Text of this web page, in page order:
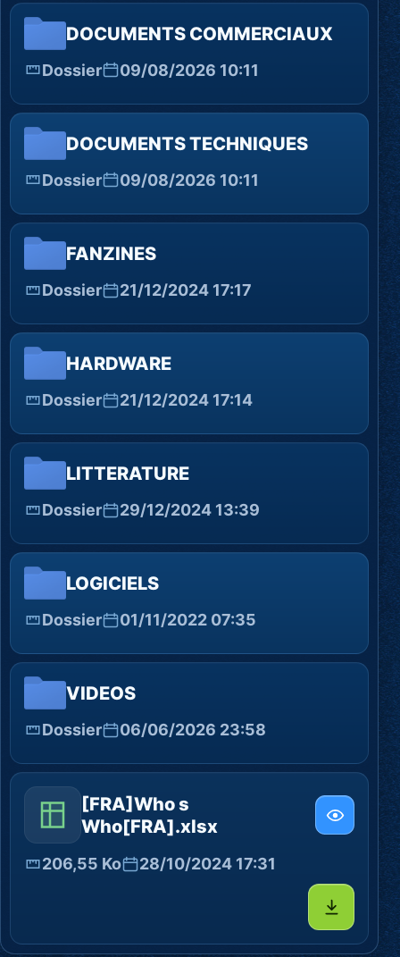
DOCUMENTS COMMERCIAUX
Dossier 09/08/2026 10:11
DOCUMENTS TECHNIQUES
Dossier 09/08/2026 10:11
FANZINES
Dossier 21/12/2024 17:17
HARDWARE
Dossier 21/12/2024 17:14
LITTERATURE
Dossier 29/12/2024 13:39
LOGICIELS
Dossier 01/11/2022 07:35
VIDEOS
Dossier 06/06/2026 23:58
[FRA]Who s
Who[FRA].xlsx
206,55 Ko 28/10/2024 17:31